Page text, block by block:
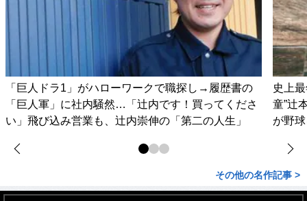
「巨人ドラ1」がハローワークで職探し→履歴書の
「巨人軍」に社内騒然…「辻内です！買ってくださ
い」飛び込み営業も、辻内崇伸の「第二の人生」
史上
童”辻
が野
その他の名作記事 >